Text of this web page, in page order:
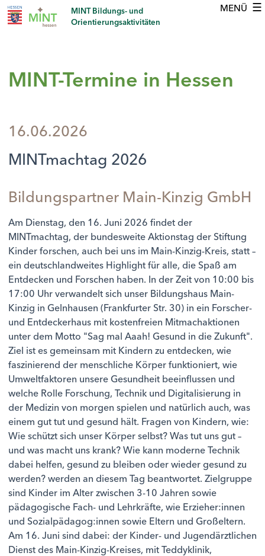
MINT Bildungs- und
Orientierungsaktivitäten
☰
MINT-Termine in Hessen
16.06.2026
MINTmachtag 2026
Bildungspartner Main-Kinzig GmbH
Am Dienstag, den 16. Juni 2026 findet der
MINTmachtag, der bundesweite Aktionstag der Stiftung
Kinder forschen, auch bei uns im Main-Kinzig-Kreis, statt –
ein deutschlandweites Highlight für alle, die Spaß am
Entdecken und Forschen haben. In der Zeit von 10:00 bis
17:00 Uhr verwandelt sich unser Bildungshaus Main-
Kinzig in Gelnhausen (Frankfurter Str. 30) in ein Forscher-
und Entdeckerhaus mit kostenfreien Mitmachaktionen
unter dem Motto "Sag mal Aaah! Gesund in die Zukunft".
Ziel ist es gemeinsam mit Kindern zu entdecken, wie
faszinierend der menschliche Körper funktioniert, wie
Umweltfaktoren unsere Gesundheit beeinflussen und
welche Rolle Forschung, Technik und Digitalisierung in
der Medizin von morgen spielen und natürlich auch, was
einem gut tut und gesund hält. Fragen von Kindern, wie:
Wie schützt sich unser Körper selbst? Was tut uns gut –
und was macht uns krank? Wie kann moderne Technik
dabei helfen, gesund zu bleiben oder wieder gesund zu
werden? werden an diesem Tag beantwortet. Zielgruppe
sind Kinder im Alter zwischen 3-10 Jahren sowie
pädagogische Fach- und Lehrkräfte, wie Erzieher:innen
und Sozialpädagog:innen sowie Eltern und Großeltern.
Am 16. Juni sind dabei: der Kinder- und Jugendärztlichen
Dienst des Main-Kinzig-Kreises, mit Teddyklinik,